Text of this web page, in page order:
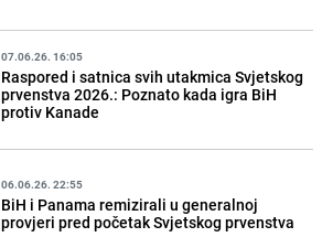
07.06.26. 16:05
Raspored i satnica svih utakmica Svjetskog
prvenstva 2026.: Poznato kada igra BiH
protiv Kanade
06.06.26. 22:55
BiH i Panama remizirali u generalnoj
provjeri pred početak Svjetskog prvenstva